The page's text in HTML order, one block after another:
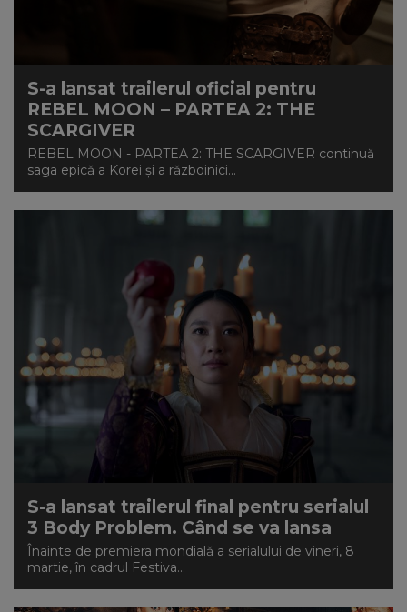
S-a lansat trailerul oficial pentru
REBEL MOON – PARTEA 2: THE
SCARGIVER
REBEL MOON - PARTEA 2: THE SCARGIVER continuă
saga epică a Korei și a războinici...
S-a lansat trailerul final pentru serialul
3 Body Problem. Când se va lansa
Înainte de premiera mondială a serialului de vineri, 8
martie, în cadrul Festiva...